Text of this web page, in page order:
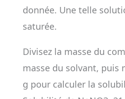
donnée. Une telle
saturée.
Divisez la masse du
masse du solvant, puis
g pour calculer la